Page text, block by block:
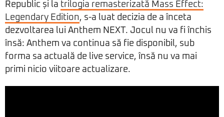
Republic și la trilogia remasterizată Mass Effect:
Legendary Edition, s-a luat decizia de a înceta
dezvoltarea lui Anthem NEXT. Jocul nu va fi închis
însă: Anthem va continua să fie disponibil, sub
forma sa actuală de live service, însă nu va mai
primi nicio viitoare actualizare.